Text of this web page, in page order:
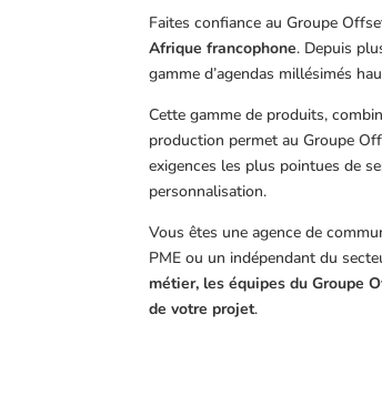
Faites confiance au Groupe
Afrique francophone. Depuis
gamme d’agendas millésimés
Cette gamme de produits,
production permet au Groupe
exigences les plus pointues de
personnalisation.
Vous êtes une agence de
PME ou un indépendant du
métier, les équipes du Groupe
de votre projet.